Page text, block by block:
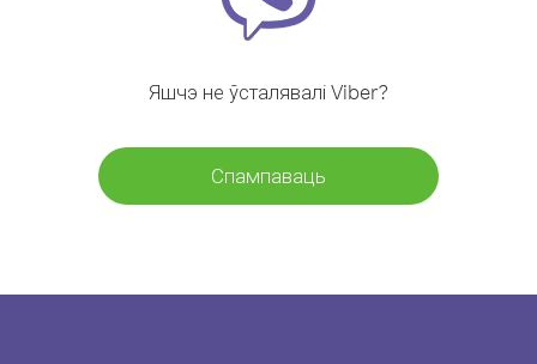
Яшчэ не ўсталявалі Viber?
Спампаваць